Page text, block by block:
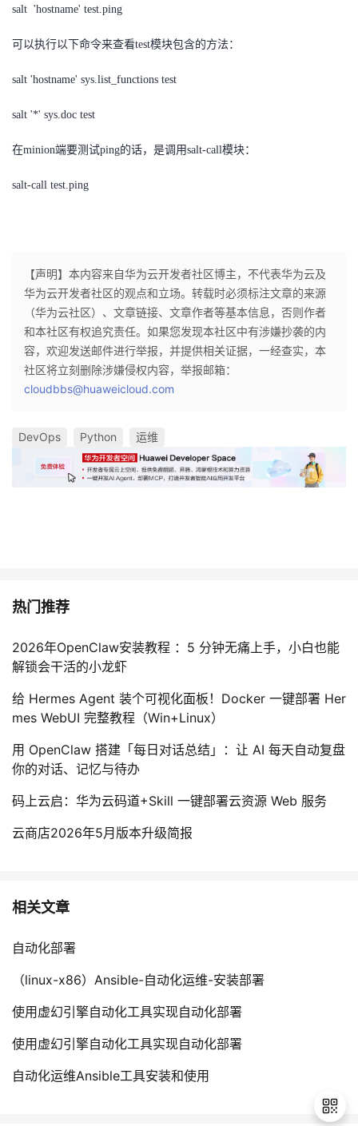
salt 'hostname' test.ping
可以执行以下命令来查看test模块包含的方法：
salt 'hostname' sys.list_functions test
salt '*' sys.doc test
在minion端要测试ping的话，是调用salt-call模块：
salt-call test.ping
【声明】本内容来自华为云开发者社区博主，不代表华为云及
华为云开发者社区的观点和立场。转载时必须标注文章的来源
（华为云社区）、文章链接、文章作者等基本信息，否则作者
和本社区有权追究责任。如果您发现本社区中有涉嫌抄袭的内
容，欢迎发送邮件进行举报，并提供相关证据，一经查实，本
社区将立刻删除涉嫌侵权内容，举报邮箱：
cloudbbs@huaweicloud.com
DevOps Python 运维
热门推荐
2026年OpenClaw安装教程 ：5 分钟无痛上手，小白也能
解锁会干活的小龙虾
给 Hermes Agent 装个可视化面板！Docker 一键部署 Her
mes WebUI 完整教程（Win+Linux）
用 OpenClaw 搭建「每日对话总结」：让 AI 每天自动复盘
你的对话、记忆与待办
码上云启：华为云码道+Skill 一键部署云资源 Web 服务
云商店2026年5月版本升级简报
相关文章
自动化部署
（linux-x86）Ansible-自动化运维-安装部署
使用虚幻引擎自动化工具实现自动化部署
使用虚幻引擎自动化工具实现自动化部署
自动化运维Ansible工具安装和使用